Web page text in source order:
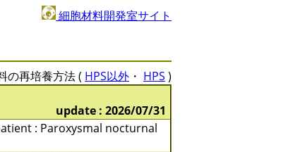
細胞材料開発室サイト
の再培養方法 ( HPS以外 ・ HPS )
update : 2026/07/31
: Paroxysmal nocturnal